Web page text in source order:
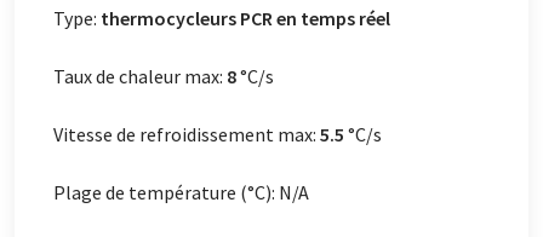
Type: thermocycleurs PCR en temps réel
Taux de chaleur max: 8°C/s
Vitesse de refroidissement max: 5.5 °C/s
Plage de température (°C): N/A